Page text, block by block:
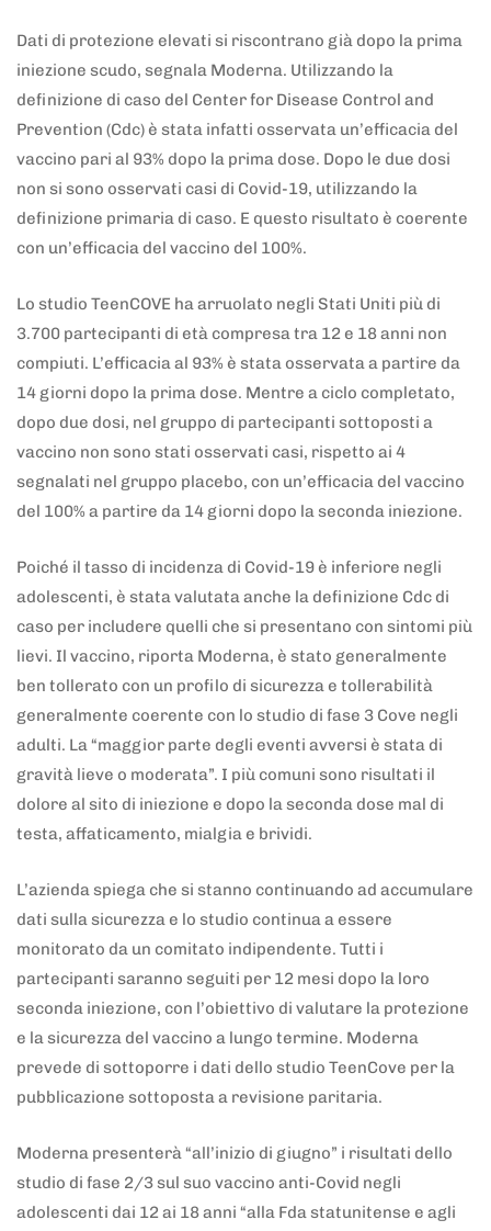
Dati di protezione elevati si riscontrano già dopo la prima
iniezione scudo, segnala Moderna. Utilizzando la
definizione di caso del Center for Disease Control and
Prevention (Cdc) è stata infatti osservata un’efficacia del
vaccino pari al 93% dopo la prima dose. Dopo le due dosi
non si sono osservati casi di Covid-19, utilizzando la
definizione primaria di caso. E questo risultato è coerente
con un’efficacia del vaccino del 100%.
Lo studio TeenCOVE ha arruolato negli Stati Uniti più di
3.700 partecipanti di età compresa tra 12 e 18 anni non
compiuti. L’efficacia al 93% è stata osservata a partire da
14 giorni dopo la prima dose. Mentre a ciclo completato,
dopo due dosi, nel gruppo di partecipanti sottoposti a
vaccino non sono stati osservati casi, rispetto ai 4
segnalati nel gruppo placebo, con un’efficacia del vaccino
del 100% a partire da 14 giorni dopo la seconda iniezione.
Poiché il tasso di incidenza di Covid-19 è inferiore negli
adolescenti, è stata valutata anche la definizione Cdc di
caso per includere quelli che si presentano con sintomi più
lievi. Il vaccino, riporta Moderna, è stato generalmente
ben tollerato con un profilo di sicurezza e tollerabilità
generalmente coerente con lo studio di fase 3 Cove negli
adulti. La “maggior parte degli eventi avversi è stata di
gravità lieve o moderata”. I più comuni sono risultati il
dolore al sito di iniezione e dopo la seconda dose mal di
testa, affaticamento, mialgia e brividi.
L’azienda spiega che si stanno continuando ad accumulare
dati sulla sicurezza e lo studio continua a essere
monitorato da un comitato indipendente. Tutti i
partecipanti saranno seguiti per 12 mesi dopo la loro
seconda iniezione, con l’obiettivo di valutare la protezione
e la sicurezza del vaccino a lungo termine. Moderna
prevede di sottoporre i dati dello studio TeenCove per la
pubblicazione sottoposta a revisione paritaria.
Moderna presenterà “all’inizio di giugno” i risultati dello
studio di fase 2/3 sul suo vaccino anti-Covid negli
adolescenti dai 12 ai 18 anni “alla Fda statunitense e agli